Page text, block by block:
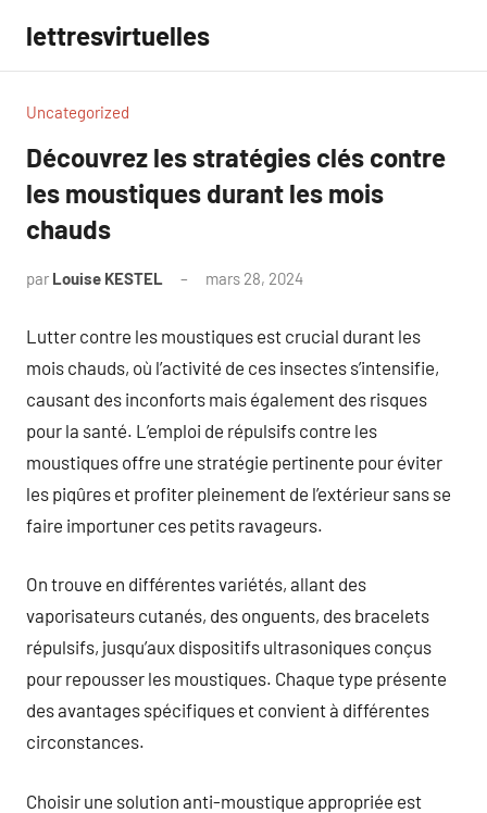
contenu
lettresvirtuelles
Uncategorized
Découvrez les stratégies clés contre
les moustiques durant les mois
chauds
par Louise KESTEL mars 28, 2024
Lutter contre les moustiques est crucial durant les
mois chauds, où l’activité de ces insectes s’intensifie,
causant des inconforts mais également des risques
pour la santé. L’emploi de répulsifs contre les
moustiques offre une stratégie pertinente pour éviter
les piqûres et profiter pleinement de l’extérieur sans se
faire importuner ces petits ravageurs.
On trouve en différentes variétés, allant des
vaporisateurs cutanés, des onguents, des bracelets
répulsifs, jusqu’aux dispositifs ultrasoniques conçus
pour repousser les moustiques. Chaque type présente
des avantages spécifiques et convient à différentes
circonstances.
Choisir une solution anti-moustique appropriée est